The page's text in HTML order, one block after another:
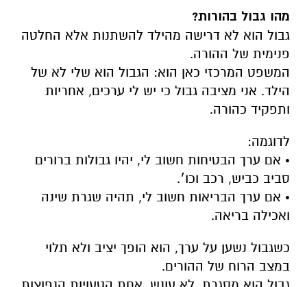
מהו גבול בהורות?
גבול הוא לא דרישה מהילד להשתנות אלא החלטה
פנימית של ההורה.
המשפט המרכזי כאן הוא: הגבול הוא שלי לא של
הילד. אני מציבה גבול כי יש לי ערכים, אחריות
ותפקיד כהורה.
לדוגמה:
• אם ערך הבטיחות חשוב לי, יהיו גבולות ברורים
סביב כביש, רכב וכו׳.
• אם ערך הבריאות חשוב לי, תהיה שגרת שינה
ואכילה בריאה.
כשגבול נשען על ערך, הוא הופך יציב ולא תלוי
במצב הרוח של ההורים.